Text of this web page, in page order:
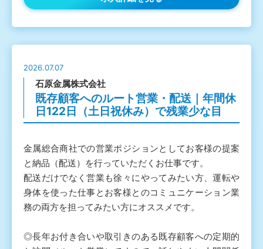
2026.07.07
石原金属株式会社
既存顧客へのルート営業・配送｜年間休
日122日（土日祝休み）で残業少な目
金属総合商社での営業ポジションとしてお客様の提案
と納品（配送）を行っていただくお仕事です。
配送だけでなく営業も徐々にやってみたい方、運転や
身体を使った仕事とお客様とのコミュニケーション業
務の両方を担ってみたい方にオススメです。
◎長年お付き合いや取引きのある既存顧客への定期的